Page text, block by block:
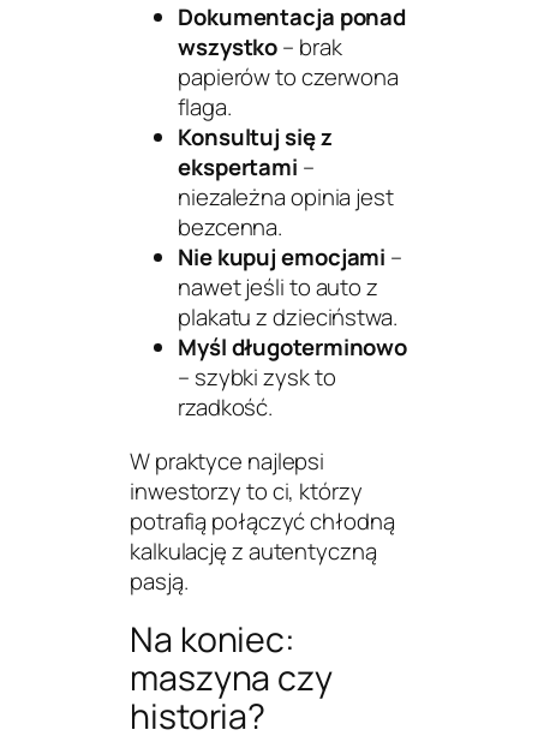
Dokumentacja ponad
wszystko– brak
papierów to czerwona
flaga.
Konsultuj się z
ekspertami –
niezależna opinia jest
bezcenna.
Nie kupuj emocjami –
nawet jeśli to auto z
plakatu z dzieciństwa.
Myśl długoterminowo
– szybki zysk to
rzadkość.
W praktyce najlepsi
inwestorzy to ci, którzy
potrafią połączyć chłodną
kalkulację z autentyczną
pasją.
Na koniec:
maszyna czy
historia?